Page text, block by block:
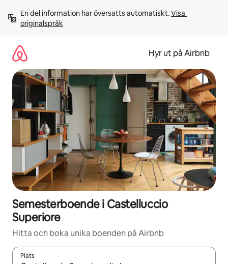
innehåll
En del information har översatts automatiskt. Visa
originalspråk
Hyr ut på Airbnb
Semesterboende i Castelluccio
Superiore
Hitta och boka unika boenden på Airbnb
Plats